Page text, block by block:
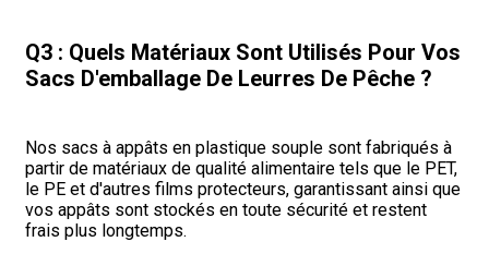
Q3 : Quels Matériaux Sont Utilisés Pour Vos
Sacs D'emballage De Leurres De Pêche ?
Nos sacs à appâts en plastique souple sont fabriqués à
partir de matériaux de qualité alimentaire tels que le PET,
le PE et d'autres films protecteurs, garantissant ainsi que
vos appâts sont stockés en toute sécurité et restent
frais plus longtemps.